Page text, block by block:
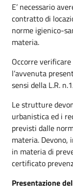
E’ necessario
contratto di
norme igienico-
materia.
Occorre
l’avvenuta
sensi della L.R.
Le strutture
urbanistica ed i
previsti dalle
materia.
in materia di
certificato
Presentazione